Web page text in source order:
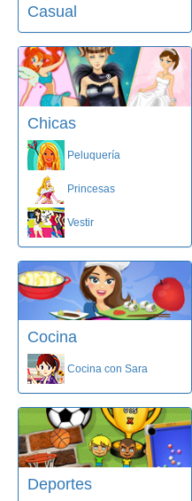
Casual
Chicas
Peluquería
Princesas
Vestir
Cocina
Cocina con Sara
Deportes